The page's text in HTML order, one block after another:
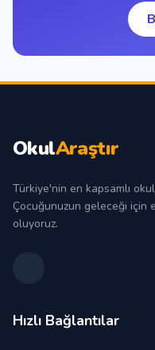
OkulAraştır
Türkiye'nin en kapsamlı
Çocuğunuzun geleceği için
oluyoruz.
Hızlı Bağlantılar